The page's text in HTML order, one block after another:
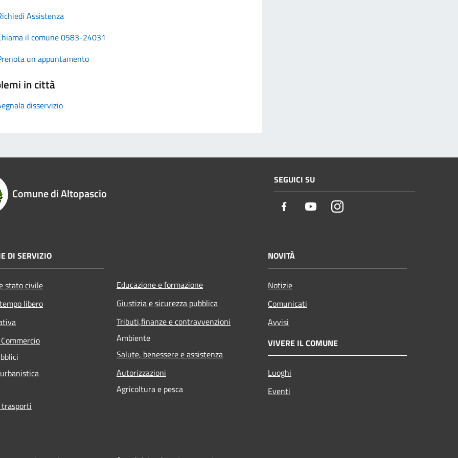
Assistenza
il comune 0583-24031
un appuntamento
in città
disservizio
Comune di Altopascio
SEGUICI SU
Facebook YoutubeInstagram
DI SERVIZIO
stato civile
libero
Educazione e formazione
Giustizia e sicurezza pubblica
Tributi,finanze e contravvenzioni
Ambiente
Salute, benessere e assistenza
Autorizzazioni
Agricoltura e pesca
NOVITÀ
Notizie
Comunicati
Avvisi
VIVERE IL COMUNE
Luoghi
Eventi